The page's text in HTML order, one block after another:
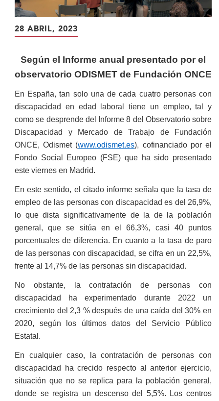
28 ABRIL, 2023
Según el Informe anual presentado por el
observatorio ODISMET de Fundación ONCE
En España, tan solo una de cada cuatro personas con
discapacidad en edad laboral tiene un empleo, tal y
como se desprende del Informe 8 del Observatorio sobre
Discapacidad y Mercado de Trabajo de Fundación
ONCE, Odismet (www.odismet.es), cofinanciado por el
Fondo Social Europeo (FSE) que ha sido presentado
este viernes en Madrid.
En este sentido, el citado informe señala que la tasa de
empleo de las personas con discapacidad es del 26,9%,
lo que dista significativamente de la de la población
general, que se sitúa en el 66,3%, casi 40 puntos
porcentuales de diferencia. En cuanto a la tasa de paro
de las personas con discapacidad, se cifra en un 22,5%,
frente al 14,7% de las personas sin discapacidad.
No obstante, la contratación de personas con
discapacidad ha experimentado durante 2022 un
crecimiento del 2,3 % después de una caída del 30% en
2020, según los últimos datos del Servicio Público
Estatal.
En cualquier caso, la contratación de personas con
discapacidad ha crecido respecto al anterior ejercicio,
situación que no se replica para la población general,
donde se registra un descenso del 5,5%. Los centros